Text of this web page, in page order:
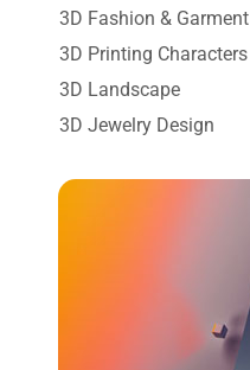
3D Fashion & Garment
3D Printing Characters
3D Landscape
3D Jewelry Design